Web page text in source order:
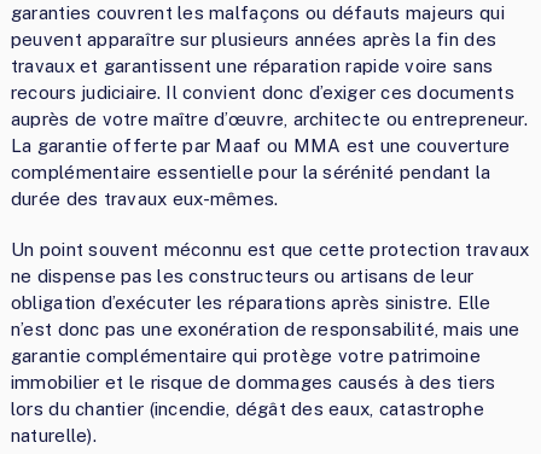
garanties couvrent les malfaçons ou défauts majeurs qui
peuvent apparaître sur plusieurs années après la fin des
travaux et garantissent une réparation rapide voire sans
recours judiciaire. Il convient donc d’exiger ces documents
auprès de votre maître d’œuvre, architecte ou entrepreneur.
La garantie offerte par Maaf ou MMA est une couverture
complémentaire essentielle pour la sérénité pendant la
durée des travaux eux-mêmes.
Un point souvent méconnu est que cette protection travaux
ne dispense pas les constructeurs ou artisans de leur
obligation d’exécuter les réparations après sinistre. Elle
n’est donc pas une exonération de responsabilité, mais une
garantie complémentaire qui protège votre patrimoine
immobilier et le risque de dommages causés à des tiers
lors du chantier (incendie, dégât des eaux, catastrophe
naturelle).